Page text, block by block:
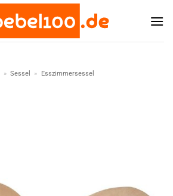
» Sessel » Esszimmersessel